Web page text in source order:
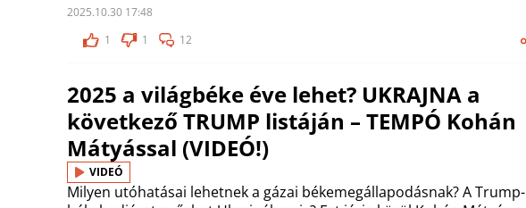
2025.10.30 17:48
1
1 12
2025 a világbéke éve lehet? UKRAJNA a
következő TRUMP listáján – TEMPÓ Kohán
Mátyással (VIDEÓ!)
VIDEÓ
Milyen utóhatásai lehetnek a gázai békemegállapodásnak? A Trump-